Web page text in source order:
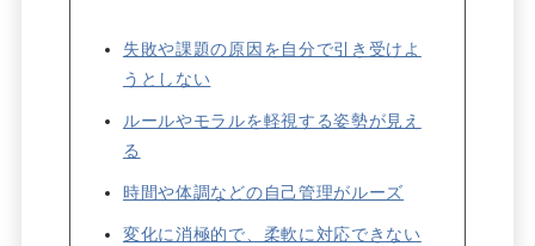
失敗や課題の原因を自分で引き受けよ
うとしない
ルールやモラルを軽視する姿勢が見え
る
時間や体調などの自己管理がルーズ
変化に消極的で、柔軟に対応できない